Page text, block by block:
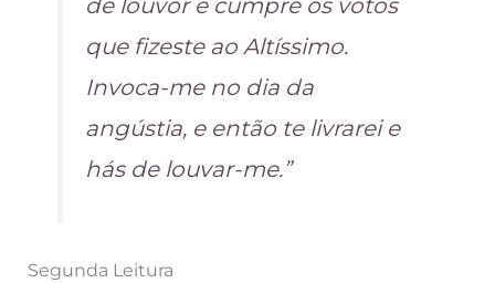
de louvor e cumpre os votos
que fizeste ao Altíssimo.
Invoca-me no dia da
angústia, e então te livrarei e
hás de louvar-me.”
Segunda Leitura